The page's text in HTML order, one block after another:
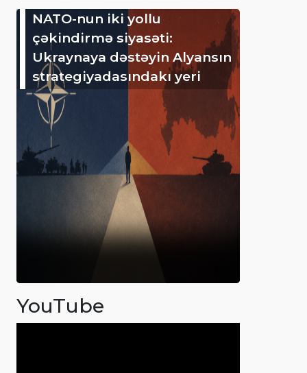
NATO-nun iki yollu
çəkindirmə siyasəti:
Ukraynaya dəstəyin Alyansın
strategiyadasındakı yeri
YouTube